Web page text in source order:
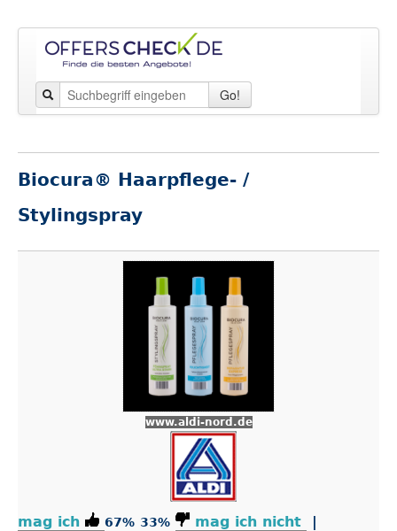
Go!
Biocura® Haarpflege- /
Stylingspray
www.aldi-nord.de
mag ich 67% 33% mag ich nicht
|